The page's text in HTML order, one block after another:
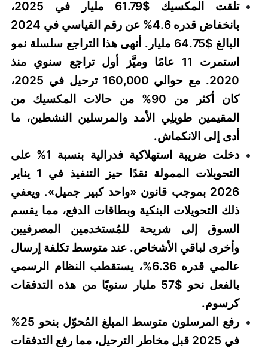
تلقت المكسيك $61.79 مليار في 2025،
بانخفاض قدره 4.6% عن رقم القياسي في 2024
البالغ $64.75 مليار. أنهى هذا التراجع سلسلة نمو
استمرت 11 عامًا وميَّز أول تراجع سنوي منذ
2020. مع حوالي 160,000 ترحيل في 2025،
كان أكثر من 90% من حالات المكسيك من
المقيمين طويلِي الأمد والمرسلين النشطين، ما
أدى إلى الانكماش.
دخلت ضريبة استهلاكية فدرالية بنسبة 1% على
التحويلات الممولة نقدًا حيز التنفيذ في 1 يناير
2026 بموجب قانون «واحد كبير جميل». ويعفي
ذلك التحويلات البنكية وبطاقات الدفع، مما يقسم
السوق إلى شريحة للمُستخدمين المصرفيين
وأخرى لباقي الأشخاص. عند متوسط تكلفة إرسال
عالمي قدره 6.36%، يستقطب النظام الرسمي
بالفعل نحو $57 مليار سنويًا من هذه التدفقات
كرسوم.
رفع المرسلون متوسط المبلغ المُحوّل بنحو 25%
في 2025 قبل مخاطر الترحيل، مما رفع التدفقات